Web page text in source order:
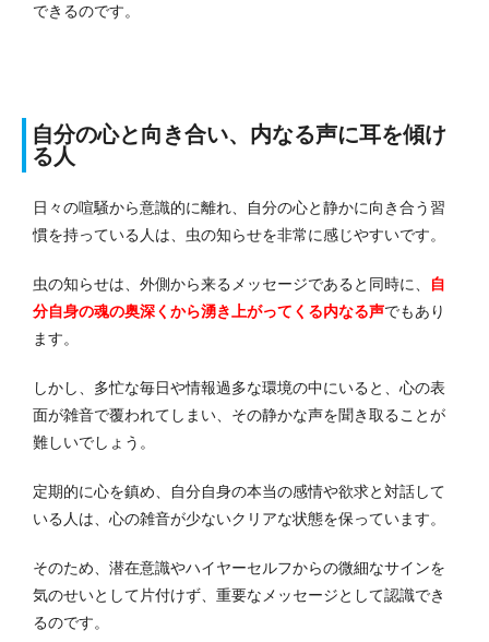
できるのです。
自分の心と向き合い、内なる声に耳を傾け
る人
日々の喧騒から意識的に離れ、自分の心と静かに向き合う習
慣を持っている人は、虫の知らせを非常に感じやすいです。
虫の知らせは、外側から来るメッセージであると同時に、
自
分自身の魂の奥深くから湧き上がってくる内なる声でもあり
ます。
しかし、多忙な毎日や情報過多な環境の中にいると、心の表
面が雑音で覆われてしまい、その静かな声を聞き取ることが
難しいでしょう。
定期的に心を鎮め、自分自身の本当の感情や欲求と対話して
いる人は、心の雑音が少ないクリアな状態を保っています。
そのため、潜在意識やハイヤーセルフからの微細なサインを
気のせいとして片付けず、重要なメッセージとして認識でき
るのです。